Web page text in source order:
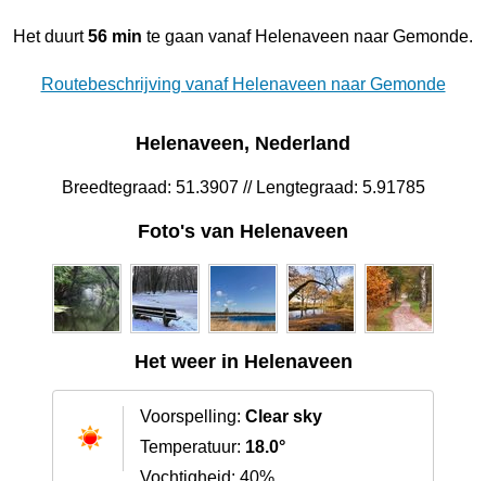
Het duurt56 min te gaan vanaf Helenaveen naar Gemonde.
Routebeschrijving vanaf Helenaveen naar Gemonde
Helenaveen, Nederland
Breedtegraad: 51.3907 // Lengtegraad: 5.91785
Foto's van Helenaveen
Het weer in Helenaveen
Voorspelling: Clear sky
Temperatuur: 18.0°